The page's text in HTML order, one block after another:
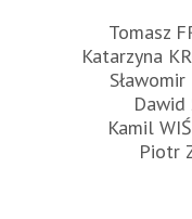
Tomasz
Katarzyna
Dawid
Kamil
Piotr